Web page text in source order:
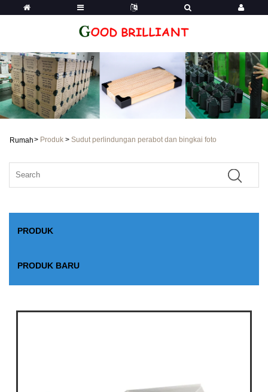
Rumah> Produk > Sudut perlindungan perabot dan bingkai foto
PRODUK
PRODUK BARU